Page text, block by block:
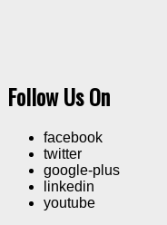
Follow Us On
facebook
twitter
google-plus
linkedin
youtube